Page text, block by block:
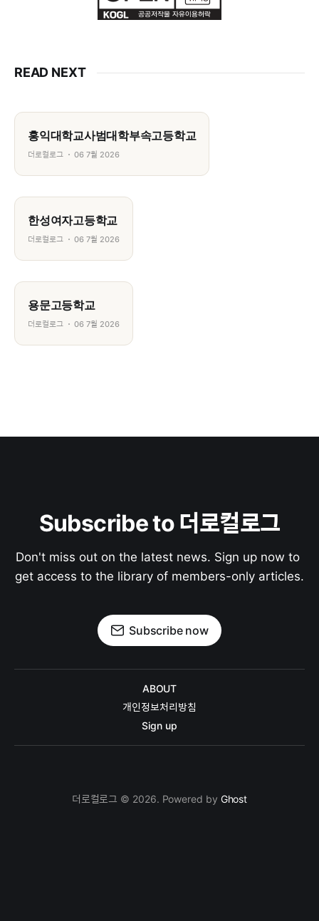
READ NEXT
홍익대학교사범대학부속고등학교
더로컬로그 06 7월 2026
한성여자고등학교
더로컬로그 06 7월 2026
용문고등학교
더로컬로그 06 7월 2026
Subscribe to 더로컬로그
Don't miss out on the latest news. Sign up now to
get access to the library of members-only articles.
Subscribe now
ABOUT
개인정보처리방침
Sign up
더로컬로그 © 2026. Powered by Ghost